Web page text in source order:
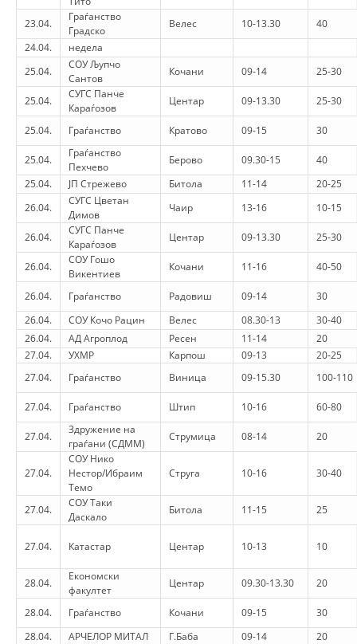
23.04.
Граѓанство
Градско
Велес 10-13.30
40
24.04.
недела
25.04.
СОУ Љупчо
Сантов
Кочани 09-14 25-30
25.04.
СУГС Панче
Караѓозов
Центар 09-13.30 25-30
25.04. Граѓанство Кратово 09-15 30
25.04.
Граѓанство
Пехчево
Берово 09.30-15
40
25.04.
ЈП Стрежево Битола 11-14
20-25
26.04.
СУГС Цветан
Димов
Чаир 13-16 10-15
26.04.
СУГС Панче
Караѓозов
Центар 09-13.30 25-30
26.04.
СОУ Гошо
Викентиев
Кочани 11-16 40-50
26.04. Граѓанство Радовиш 09-14
30
26.04.
СОУ Кочо Рацин Велес 08.30-13
30-40
26.04.
АД Агроплод Ресен 11-14
20
27.04.
УХМР Карпош 09-13
20-25
27.04.
Граѓанство Виница 09-15.30 100-110
27.04. Граѓанство Штип 10-16 60-80
27.04.
Здружение на
граѓани (СДММ)
Струмица 08-14 20
27.04.
СОУ Нико
Нестор/Ибраим
Темо
Струга 10-16 30-40
27.04.
СОУ Таки
Даскало
Битола 11-15 25
27.04. Катастар Центар 10-13 10
28.04.
Економски
факултет
Центар 09.30-13.30 20
28.04. Граѓанство Кочани 09-15
30
28.04.
АРЧЕЛОР МИТАЛ Г.Баба 09-14
20